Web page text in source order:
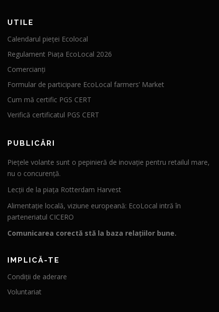
UTILE
Calendarul pieței Ecolocal
Regulament Piața EcoLocal 2026
Comercianți
Formular de participare EcoLocal farmers’ Market
Cum mă certific PGS CERT
Verifică certificatul PGS CERT
PUBLICĂRI
Piețele volante sunt o pepinieră de inovație pentru retailul mare,
nu o concurență.
Lecții de la piața Rotterdam Harvest
Alimentație locală, viziune europeană: EcoLocal intră în
parteneriatul CICERO
Comunicarea corectă stă la baza relațiilor bune.
IMPLICĂ-TE
Condiții de aderare
Voluntariat